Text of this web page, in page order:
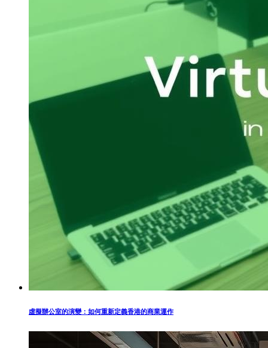
虛擬辦公室的演變：如何重新定義香港的商業運作